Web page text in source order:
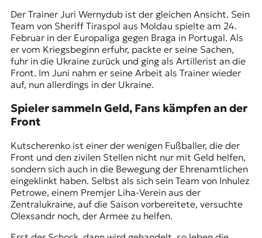
a
Der Trainer Juri Wernydub ist der gleichen Ansicht. Sein
Team von Sheriff Tiraspol aus Moldau spielte am 24.
Februar in der Europaliga gegen Braga in Portugal. Als
er vom Kriegsbeginn erfuhr, packte er seine Sachen,
fuhr in die Ukraine zurück und ging als Artillerist an die
Front. Im Juni nahm er seine Arbeit als Trainer wieder
auf, nun allerdings in der Ukraine.
Spieler sammeln Geld, Fans kämpfen an der
Front
Kutscherenko ist einer der wenigen Fußballer, die der
Front und den zivilen Stellen nicht nur mit Geld helfen,
sondern sich auch in die Bewegung der Ehrenamtlichen
eingeklinkt haben. Selbst als sich sein Team von Inhulez
Petrowe, einem Premjer Liha-Verein aus der
Zentralukraine, auf die Saison vorbereitete, versuchte
Olexsandr noch, der Armee zu helfen.